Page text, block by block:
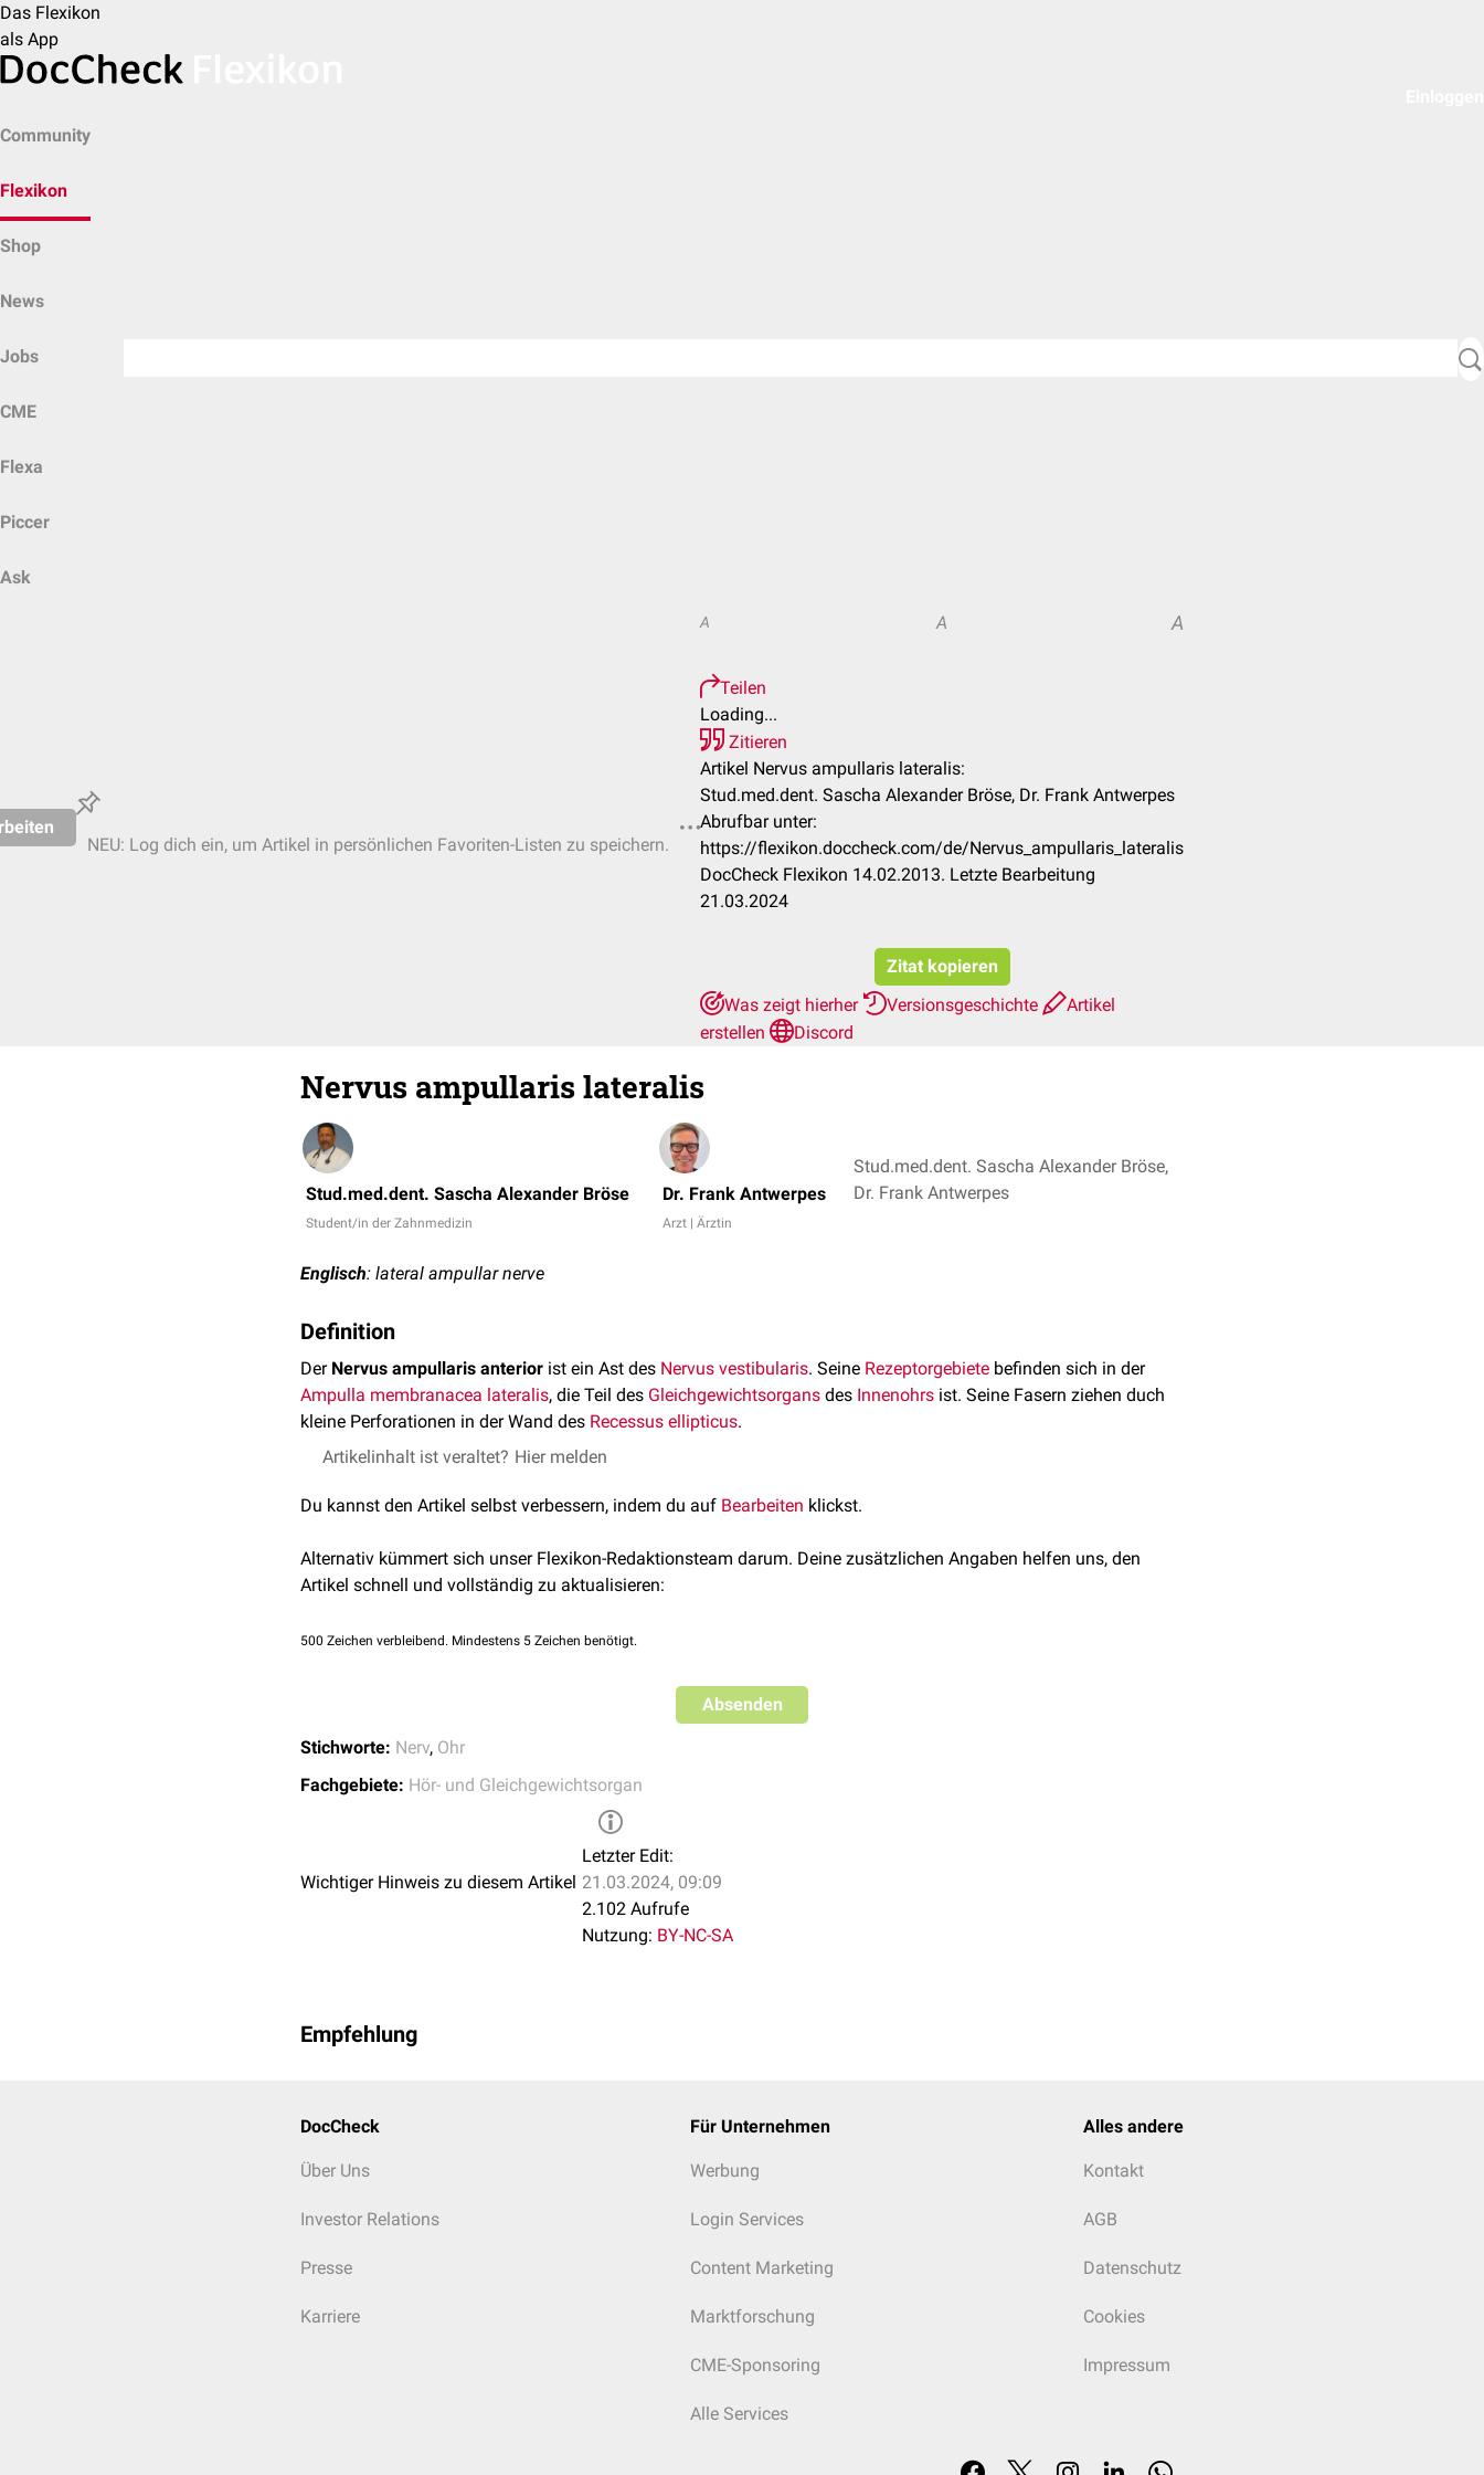
Das Flexikon
als App
Community
Flexikon
Shop
News
Jobs
CME
Flexa
Piccer
Ask
NEU: Log dich ein, um Artikel in persönlichen Favoriten-Listen zu speichern.
A A A
Teilen
Loading...
Zitieren
Artikel Nervus ampullaris lateralis:
Stud.med.dent. Sascha Alexander Bröse, Dr. Frank Antwerpes
Abrufbar unter:
https://flexikon.doccheck.com/de/Nervus_ampullaris_lateralis
DocCheck Flexikon 14.02.2013. Letzte Bearbeitung
21.03.2024
Zitat kopieren
Was zeigt hierher
Versionsgeschichte
Artikel
erstellen
Discord
Nervus ampullaris lateralis
Stud.med.dent. Sascha Alexander Bröse
Student/in der Zahnmedizin
Dr. Frank Antwerpes
Arzt | Ärztin
Stud.med.dent. Sascha Alexander Bröse,
Dr. Frank Antwerpes
Englisch: lateral ampullar nerve
Definition
Der Nervus ampullaris anterior ist ein Ast des Nervus vestibularis. Seine Rezeptorgebiete befinden sich in der
Ampulla membranacea lateralis, die Teil des Gleichgewichtsorgans des Innenohrs ist. Seine Fasern ziehen duch
kleine Perforationen in der Wand des Recessus ellipticus.
Artikelinhalt ist veraltet? Hier melden
Du kannst den Artikel selbst verbessern, indem du auf Bearbeiten klickst.
Alternativ kümmert sich unser Flexikon-Redaktionsteam darum. Deine zusätzlichen Angaben helfen uns, den
Artikel schnell und vollständig zu aktualisieren:
500 Zeichen verbleibend. Mindestens 5 Zeichen benötigt.
Absenden
Stichworte: Nerv, Ohr
Fachgebiete: Hör- und Gleichgewichtsorgan
Wichtiger Hinweis zu diesem Artikel
Letzter Edit:
21.03.2024, 09:09
2.102 Aufrufe
Nutzung: BY-NC-SA
Empfehlung
DocCheck
Über Uns
Investor Relations
Presse
Karriere
Für Unternehmen
Werbung
Login Services
Content Marketing
Marktforschung
CME-Sponsoring
Alle Services
Alles andere
Kontakt
AGB
Datenschutz
Cookies
Impressum